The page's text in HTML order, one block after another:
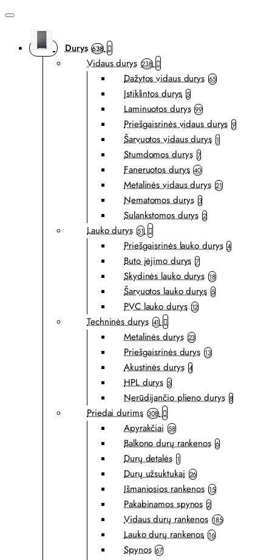
Durys 638
Vidaus durys 238
Dažytos vidaus durys 65
Įstiklintos durys 5
Laminuotos durys 99
Priešgaisrinės vidaus durys 9
Šarvuotos vidaus durys 1
Stumdomos durys 7
Faneruotos durys 40
Metalinės vidaus durys 21
Nematomos durys 3
Sulankstomos durys 2
Lauko durys 51
Priešgaisrinės lauko durys 4
Buto įėjimo durys 7
Skydinės lauko durys 18
Šarvuotos lauko durys 5
PVC lauko durys 12
Techninės durys 41
Metalinės durys 23
Priešgaisrinės durys 13
Akustinės durys 4
HPL durys 5
Nerūdijančio plieno durys 8
Priedai durims 308
Apyrakčiai 58
Balkono durų rankenos 6
Durų detalės 1
Durų užsuktukai 26
Išmaniosios rankenos 15
Pakabinamos spynos 2
Vidaus durų rankenos 185
Lauko durų rankenos 16
Spynos 67